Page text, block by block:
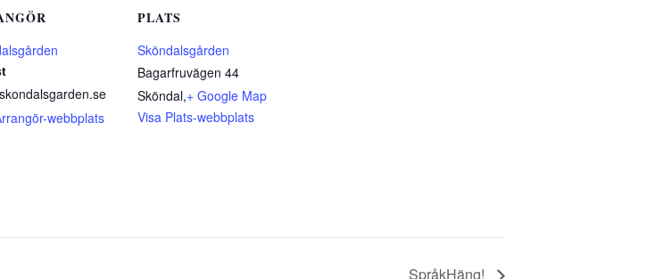
webbplats
PLATS
Sköndalsgården
Bagarfruvägen 44
Sköndal,+ Google Map
Visa Plats-webbplats
SpråkHäng!